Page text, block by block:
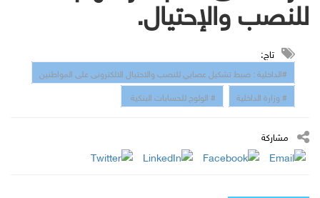
للنصب والإحتيال.
تاج:
#الداخلية : ضبط تشكيل عصابي للنصب والاحتيال الالكترونى على المواطنين
# وزارة الداخلية
# الولوج للحسابات البنكية
مشاركة